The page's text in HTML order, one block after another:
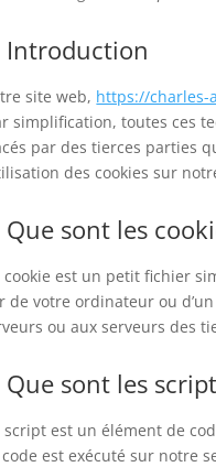
Introduction
site web, https://charles-
simplification, toutes ces
par des tierces parties
des cookies sur
Que sont les
cookie est un petit fichier
de votre ordinateur ou
ou aux serveurs des
Que sont les
script est un élément de
code est exécuté sur notre